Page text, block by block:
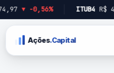
▼ -0,56% ITUB4 R$ 40,75
Ações.Capital